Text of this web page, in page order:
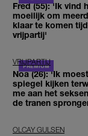
Fred (55): 'Ik vind
moeilijk om
klaar te komen
vrijpartij'
VRIJPARTIJ
Noa (26): 'Ik
spiegel kijken
me aan het
de tranen
OLCAY GULSEN